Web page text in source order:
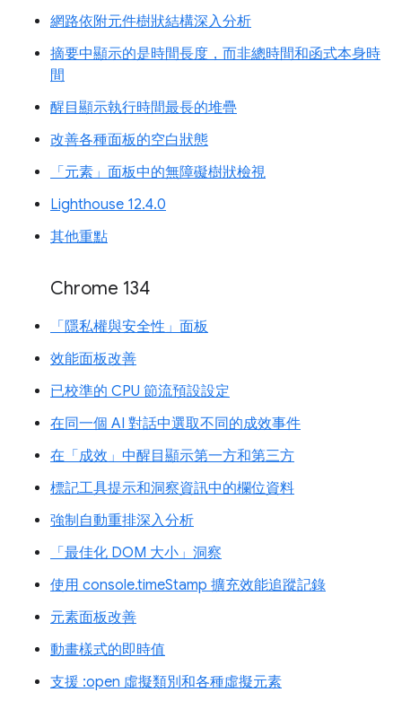
網路依附元件樹狀結構深入分析
摘要中顯示的是時間長度，而非總時間和函式本身時
間
醒目顯示執行時間最長的堆疊
改善各種面板的空白狀態
「元素」面板中的無障礙樹狀檢視
Lighthouse 12.4.0
其他重點
Chrome 134
「隱私權與安全性」面板
效能面板改善
已校準的 CPU 節流預設設定
在同一個 AI 對話中選取不同的成效事件
在「成效」中醒目顯示第一方和第三方
標記工具提示和洞察資訊中的欄位資料
強制自動重排深入分析
「最佳化 DOM 大小」洞察
使用 console.timeStamp 擴充效能追蹤記錄
元素面板改善
動畫樣式的即時值
支援 :open 虛擬類別和各種虛擬元素